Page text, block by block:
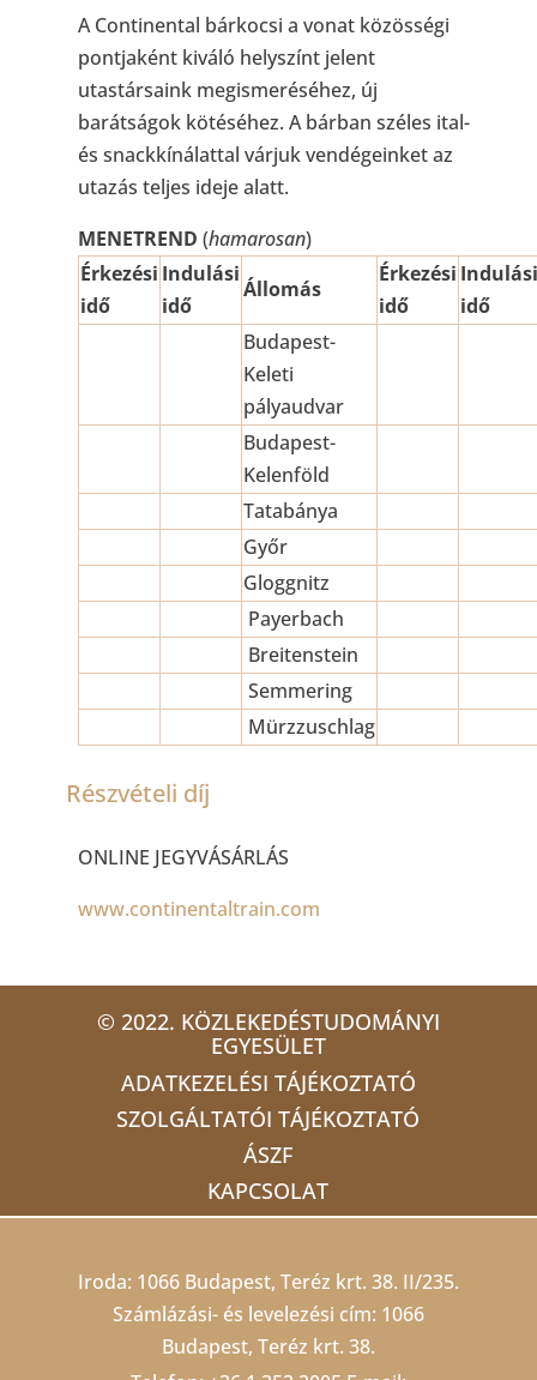
A Continental bárkocsi a vonat közösségi
pontjaként kiváló helyszínt jelent
utastársaink megismeréséhez, új
barátságok kötéséhez. A bárban széles ital-
és snackkínálattal várjuk vendégeinket az
utazás teljes ideje alatt.
MENETREND (hamarosan)
Érkezési
idő
Indulási
idő
Állomás
Érkezési
idő
Indulási
idő
Budapest-
Keleti
pályaudvar
Budapest-
Kelenföld
Tatabánya
Győr
Gloggnitz
Payerbach
Breitenstein
Semmering
Mürzzuschlag
Részvételi díj
ONLINE JEGYVÁSÁRLÁS
www.continentaltrain.com
© 2022. KÖZLEKEDÉSTUDOMÁNYI
EGYESÜLET
ADATKEZELÉSI TÁJÉKOZTATÓ
SZOLGÁLTATÓI TÁJÉKOZTATÓ
ÁSZF
KAPCSOLAT
Iroda: 1066 Budapest, Teréz krt. 38. II/235.
Számlázási- és levelezési cím: 1066
Budapest, Teréz krt. 38.